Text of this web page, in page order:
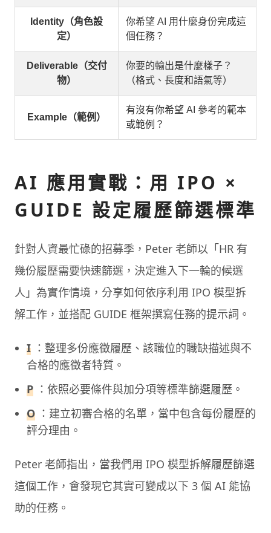
Identity（角色設
定）
你希望 AI 用什麼身份完成這
個任務？
Deliverable（交付
物）
你要的輸出是什麼樣子？
（格式、長度和語氣等）
Example（範例）
有沒有你希望 AI 參考的範本
或範例？
AI 應用實戰：用 IPO ×
GUIDE 設定履歷篩選標準
針對人資最忙碌的招募季，Peter 老師以「HR 有
幾份履歷需要快速篩選，決定進入下一輪的候選
人」為實作情境，分享如何依序利用 IPO 模型拆
解工作，並搭配 GUIDE 框架撰寫任務的提示詞。
I ：整理多份應徵履歷、該職位的職缺描述與不
合格的應徵者特質。
P ：依照必要條件與加分項等標準篩選履歷。
O ：建立初審合格的名單，當中包含每份履歷的
評分理由。
Peter 老師指出，當我們用 IPO 模型拆解履歷篩選
這個工作，會發現它其實可變成以下 3 個 AI 能協
助的任務。